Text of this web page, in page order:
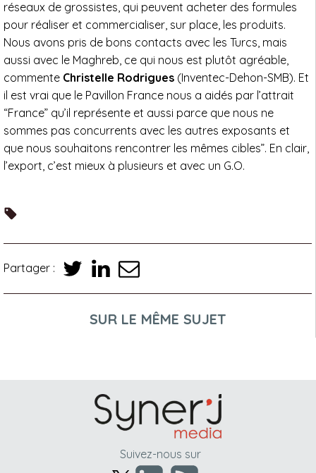
réseaux de grossistes, qui peuvent acheter des formules
pour réaliser et commercialiser, sur place, les produits.
Nous avons pris de bons contacts avec les Turcs, mais
aussi avec le Maghreb, ce qui nous est plutôt agréable,
commente Christelle Rodrigues (Inventec-Dehon-SMB). Et
il est vrai que le Pavillon France nous a aidés par l’attrait
“France” qu’il représente et aussi parce que nous ne
sommes pas concurrents avec les autres exposants et
que nous souhaitons rencontrer les mêmes cibles”. En clair,
l’export, c’est mieux à plusieurs et avec un G.O.
Partager :
SUR LE MÊME SUJET
Suivez-nous sur